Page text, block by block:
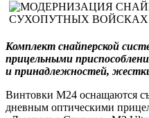
Комплект снайперской
прицельными
и принадлежностей,
Винтовки М24 оснащаются
дневным оптическими